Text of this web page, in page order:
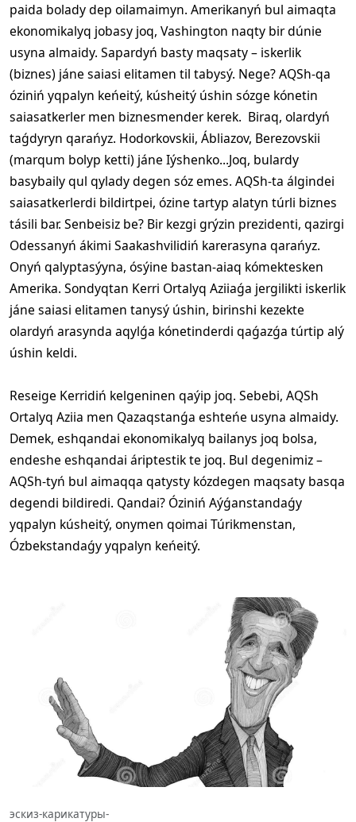
paida bolady dep oilamaimyn. Amerikanyń bul aimaqta
ekonomikalyq jobasy joq, Vashington naqty bir dúnie
usyna almaidy. Sapardyń basty maqsaty – iskerlik
(biznes) jáne saiasi elitamen til tabysý. Nege? AQSh-qa
óziniń yqpalyn keńeitý, kúsheitý úshin sózge kónetin
saiasatkerler men biznesmender kerek. Biraq, olardyń
taǵdyryn qarańyz. Hodorkovskii, Ábliazov, Berezovskii
(marqum bolyp ketti) jáne Iýshenko...Joq, bulardy
basybaily qul qylady degen sóz emes. AQSh-ta álgindei
saiasatkerlerdi bildirtpei, ózine tartyp alatyn túrli biznes
tásili bar. Senbeisiz be? Bir kezgi grýzin prezidenti, qazirgi
Odessanyń ákimi Saakashvilidiń karerasyna qarańyz.
Onyń qalyptasýyna, ósýine bastan-aiaq kómektesken
Amerika. Sondyqtan Kerri Ortalyq Aziiaǵa jergilikti iskerlik
jáne saiasi elitamen tanysý úshin, birinshi kezekte
olardyń arasynda aqylǵa kónetinderdi qaǵazǵa túrtip alý
úshin keldi.
Reseige Kerridiń kelgeninen qaýip joq. Sebebi, AQSh
Ortalyq Aziia men Qazaqstanǵa eshteńe usyna almaidy.
Demek, eshqandai ekonomikalyq bailanys joq bolsa,
endeshe eshqandai áriptestik te joq. Bul degenimiz –
AQSh-tyń bul aimaqqa qatysty kózdegen maqsaty basqa
degendi bildiredi. Qandai? Óziniń Aýǵanstandaǵy
yqpalyn kúsheitý, onymen qoimai Túrikmenstan,
Ózbekstandaǵy yqpalyn keńeitý.
эскиз-карикатуры-